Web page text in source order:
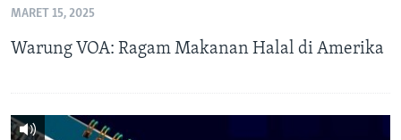
MARET 15, 2025
Warung VOA: Ragam Makanan Halal di Amerika